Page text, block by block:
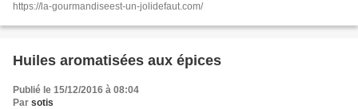
https://la-gourmandiseest-un-jolidefaut.com/
Huiles aromatisées aux épices
Publié le 15/12/2016 à 08:04
Par sotis